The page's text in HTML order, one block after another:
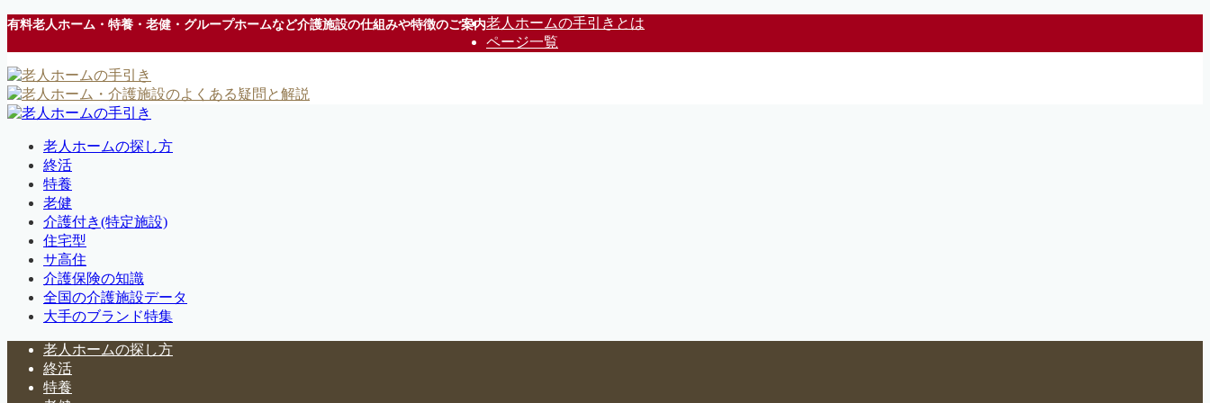
有料老人ホーム・特養・老健・グループホームなど介護施設の仕組みや特徴のご案内老人ホームの手引きとは
ページ一覧
老人ホームの探し方
終活
特養
老健
介護付き(特定施設)
住宅型
サ高住
介護保険の知識
全国の介護施設データ
大手のブランド特集
老人ホームの探し方
終活
特養